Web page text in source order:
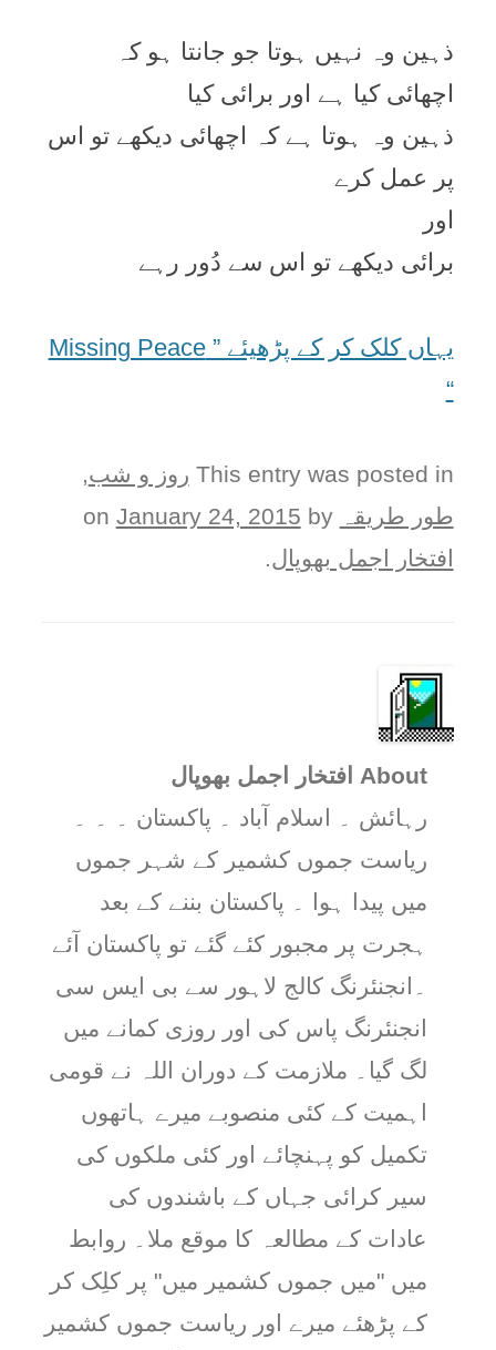
ذہین وہ نہیں ہوتا جو جانتا ہو کہ
اچھائی کیا ہے اور برائی کیا
ذہین وہ ہوتا ہے کہ اچھائی دیکھے تو اس
پر عمل کرے
اور
برائی دیکھے تو اس سے دُور رہے
یہاں کلک کر کے پڑھیئے ” Missing Peace
“
This entry was posted in روز و شب,
طور طريقہ
on
January 24, 2015 by
افتخار اجمل بھوپال.
About افتخار اجمل بھوپال
رہائش ۔ اسلام آباد ۔ پاکستان ۔ ۔ ۔
ریاست جموں کشمیر کے شہر جموں
میں پیدا ہوا ۔ پاکستان بننے کے بعد
ہجرت پر مجبور کئے گئے تو پاکستان آئے
۔انجنئرنگ کالج لاہور سے بی ایس سی
انجنئرنگ پاس کی اور روزی کمانے میں
لگ گیا۔ ملازمت کے دوران اللہ نے قومی
اہمیت کے کئی منصوبے میرے ہاتھوں
تکمیل کو پہنچائے اور کئی ملکوں کی
سیر کرائی جہاں کے باشندوں کی
عادات کے مطالعہ کا موقع ملا۔ روابط
میں "میں جموں کشمیر میں" پر کلِک کر
کے پڑھئے میرے اور ریاست جموں کشمیر